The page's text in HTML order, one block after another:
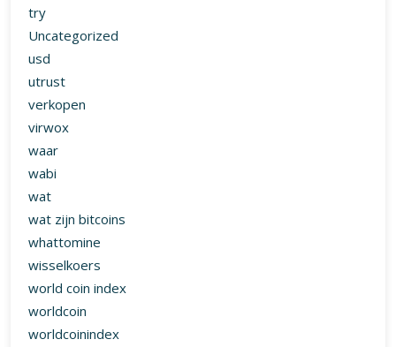
try
Uncategorized
usd
utrust
verkopen
virwox
waar
wabi
wat
wat zijn bitcoins
whattomine
wisselkoers
world coin index
worldcoin
worldcoinindex